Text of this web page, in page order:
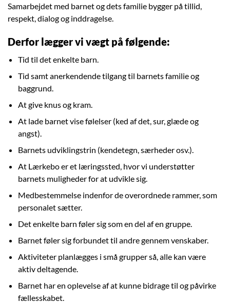
Samarbejdet med barnet og dets familie bygger på tillid,
respekt, dialog og inddragelse.
Derfor lægger vi vægt på følgende:
Tid til det enkelte barn.
Tid samt anerkendende tilgang til barnets familie og
baggrund.
At give knus og kram.
At lade barnet vise følelser (ked af det, sur, glæde og
angst).
Barnets udviklingstrin (kendetegn, særheder osv.).
At Lærkebo er et læringssted, hvor vi understøtter
barnets muligheder for at udvikle sig.
Medbestemmelse indenfor de overordnede rammer, som
personalet sætter.
Det enkelte barn føler sig som en del af en gruppe.
Barnet føler sig forbundet til andre gennem venskaber.
Aktiviteter planlægges i små grupper så, alle kan være
aktiv deltagende.
Barnet har en oplevelse af at kunne bidrage til og påvirke
fællesskabet.